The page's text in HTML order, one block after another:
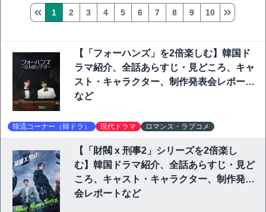
1 2 3 4 5 6 7 8 9 10
【「フォーハンズ」を2倍楽しむ】韓国ド
ラマ紹介、全話あらすじ・見どころ、キャ
スト・キャラクター、制作発表会レポート
など
韓流コーナー（韓ドラ） 現代ドラマ ロマンス・ラブコメ
【「財閥 x 刑事2」シリーズを2倍楽し
む】韓国ドラマ紹介、全話あらすじ・見ど
ころ、キャスト・キャラクター、制作発表
会レポートなど